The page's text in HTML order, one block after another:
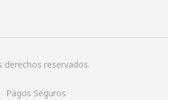
reservados.
Pagos Seguros